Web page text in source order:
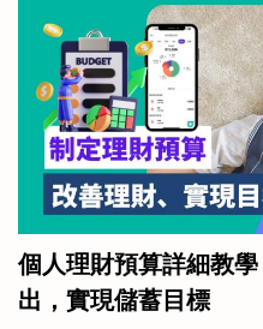
計劃買樓
計劃買樓第一步
全功能記賬
管理及分析所有戶口
管理MPF戶口
一次過管理所有強
申請清卡數/私人貸
CreFIT x Planto推
工具
私人貸款
年利率/APR/年息比
投資戶口 (美股)
比較最抵美股投資
投資戶口 (港股)
比較最抵港股投資戶
投資加密貨幣
比較最抵Crypto交易
關於我們
Academy
Marketplace
個人理財預算詳細教
出，實現儲蓄目標